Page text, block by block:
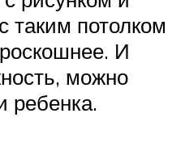
таким потолком
И
можно
ребенка.